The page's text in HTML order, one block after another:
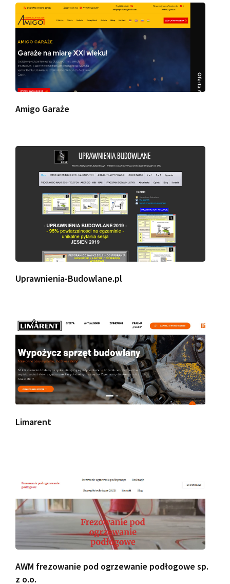
Amigo Garaże
Uprawnienia-Budowlane.pl
Limarent
AWM frezowanie pod ogrzewanie podłogowe sp.
z o.o.